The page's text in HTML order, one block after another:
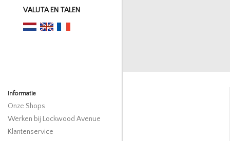
VALUTA EN TALEN
Informatie
Onze Shops
Werken bij Lockwood Avenue
Klantenservice